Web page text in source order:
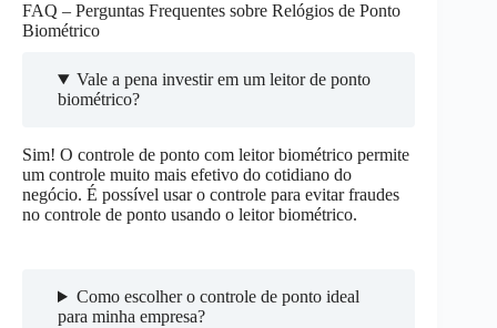
FAQ – Perguntas Frequentes sobre Relógios de Ponto
Biométrico
Vale a pena investir em um leitor de ponto
biométrico?
Sim! O controle de ponto com leitor biométrico permite
um controle muito mais efetivo do cotidiano do
negócio. É possível usar o controle para evitar fraudes
no controle de ponto usando o leitor biométrico.
Como escolher o controle de ponto ideal
para minha empresa?